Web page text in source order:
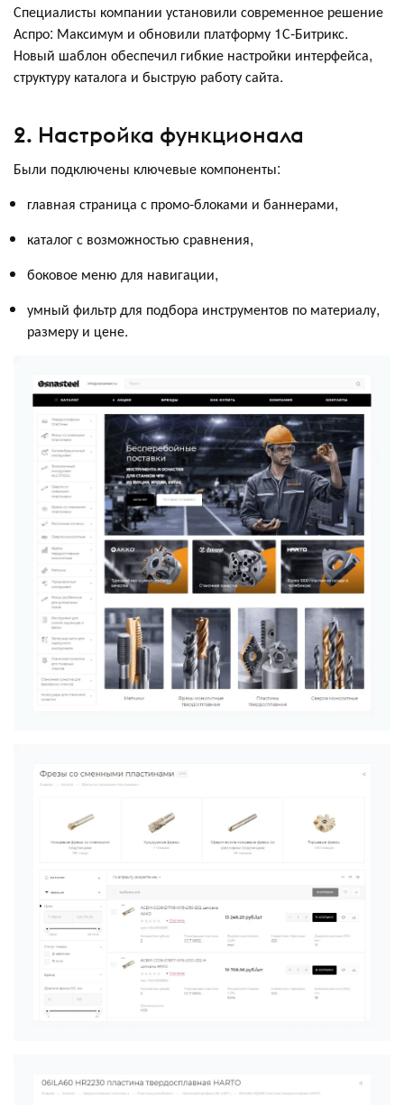
Специалисты компании установили современное решение
Аспро: Максимум и обновили платформу 1С-Битрикс.
Новый шаблон обеспечил гибкие настройки интерфейса,
структуру каталога и быструю работу сайта.
2. Настройка функционала
Были подключены ключевые компоненты:
главная страница с промо-блоками и баннерами,
каталог с возможностью сравнения,
боковое меню для навигации,
умный фильтр для подбора инструментов по материалу,
размеру и цене.